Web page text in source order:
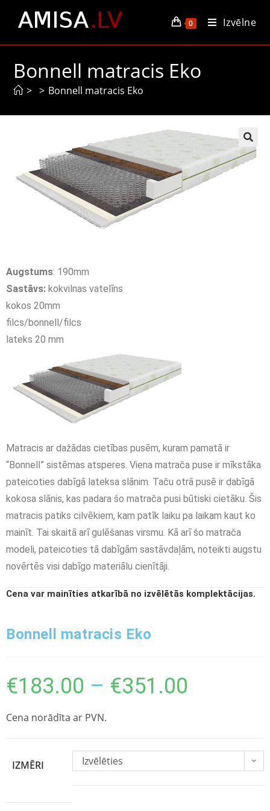
0 Izvēlne
Bonnell matracis Eko
> > Bonnell matracis Eko
Augstums: 190mm
Sastāvs: kokvilnas vatelīns
kokos 20mm
filcs/bonnell/filcs
lateks 20 mm
Matracis ar dažādas cietības pusēm, kuram pamatā ir
“Bonnell” sistēmas atsperes. Viena matrača puse ir mīkstāka
pateicoties dabīgā lateksa slānim. Taču otrā pusē ir dabīgā
kokosa slānis, kas padara šo matrača pusi būtiski cietāku. Šis
matracis patiks cilvēkiem, kam patīk laiku pa laikam kaut ko
mainīt. Tai skaitā arī gulēšanas virsmu. Kā arī šo matrača
modeli, pateicoties tā dabīgām sastāvdaļām, noteikti augstu
novērtēs visi dabīgo materiālu cienītāji.
Cena var mainīties atkarībā no izvēlētās komplektācijas.
Bonnell matracis Eko
€183.00 – €351.00
Cena norādīta ar PVN.
IZMĒRI Izvēlēties